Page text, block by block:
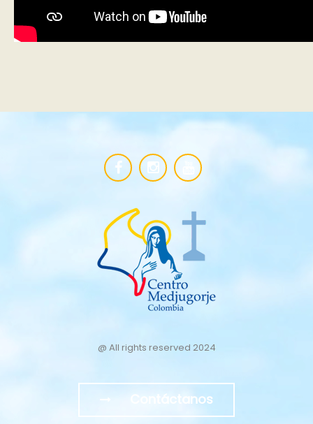
@ All rights reserved 2024
Contáctanos